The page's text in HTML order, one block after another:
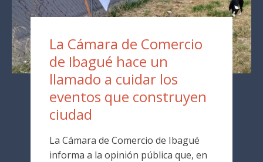
La Cámara de Comercio
de Ibagué hace un
llamado a cuidar los
eventos que construyen
ciudad
La Cámara de Comercio de Ibagué
informa a la opinión pública que, en